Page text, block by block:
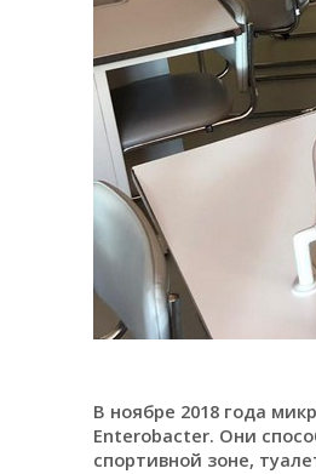
В ноябре 2018 года
Enterobacter. Они
спортивной зоне,